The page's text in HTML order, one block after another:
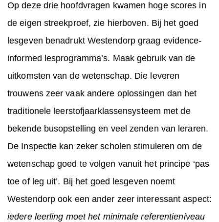
Op deze drie hoofdvragen kwamen hoge scores in
de eigen streekproef, zie hierboven. Bij het goed
lesgeven benadrukt Westendorp graag evidence-
informed lesprogramma’s. Maak gebruik van de
uitkomsten van de wetenschap. Die leveren
trouwens zeer vaak andere oplossingen dan het
traditionele leerstofjaarklassensysteem met de
bekende busopstelling en veel zenden van leraren.
De Inspectie kan zeker scholen stimuleren om de
wetenschap goed te volgen vanuit het principe ‘pas
toe of leg uit’. Bij het goed lesgeven noemt
Westendorp ook een ander zeer interessant aspect:
iedere leerling moet het minimale referentieniveau